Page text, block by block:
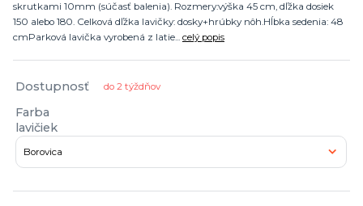
skrutkami 10mm (súčasť balenia). Rozmery:výška 45 cm, dľžka dosiek
150 alebo 180. Celková dľžka lavičky: dosky+hrúbky nôh.Hĺbka sedenia: 48
cmParková lavička vyrobená z latie... celý popis
Dostupnosť do 2 týždňov
Farba
lavičiek